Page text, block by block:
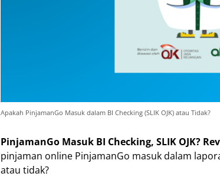
Apakah PinjamanGo Masuk dalam BI Checking (SLIK OJK) atau Tidak?
PinjamanGo Masuk BI Checking, SLIK OJK?
pinjaman online PinjamanGo masuk dalam
atau tidak?